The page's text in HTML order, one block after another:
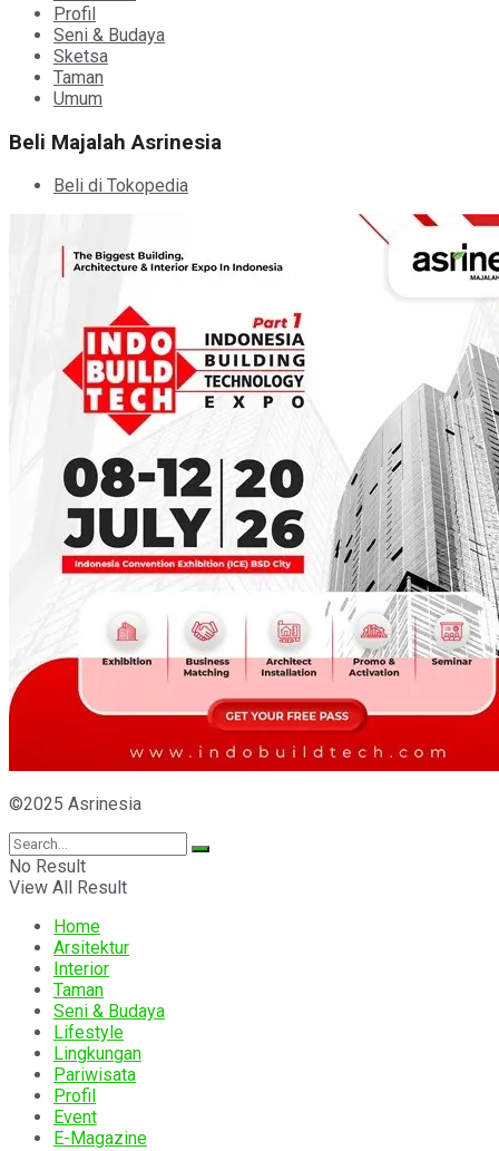
Profil
Seni & Budaya
Sketsa
Taman
Umum
Beli Majalah Asrinesia
Beli di Tokopedia
©2025 Asrinesia
No Result
View All Result
Home
Arsitektur
Interior
Taman
Seni & Budaya
Lifestyle
Lingkungan
Pariwisata
Profil
Event
E-Magazine